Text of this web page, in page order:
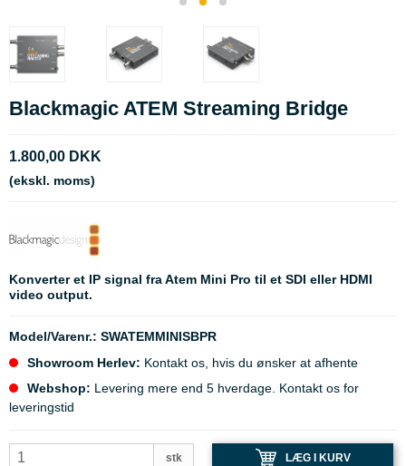
Blackmagic ATEM Streaming Bridge
1.800,00 DKK
(ekskl. moms)
Konverter et IP signal fra Atem Mini Pro til et SDI eller HDMI
video output.
Model/Varenr.: SWATEMMINISBPR
Showroom Herlev: Kontakt os, hvis du ønsker at afhente
Webshop: Levering mere end 5 hverdage. Kontakt os for
leveringstid
stk LÆG I KURV